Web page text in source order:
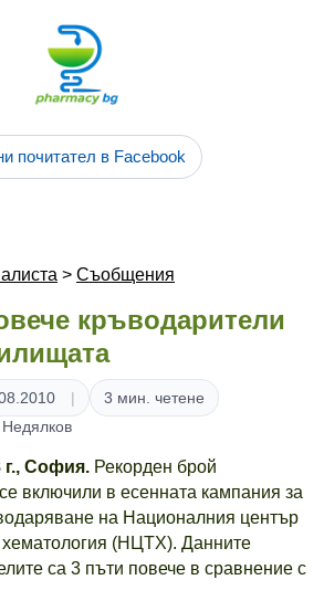
почитател в Facebook
> Съобщения
кръводарители
3 мин. четене
г., София. Рекорден брой
включили в есенната кампания за
на Националния център
(НЦТХ). Данните
са 3 пъти повече в сравнение с